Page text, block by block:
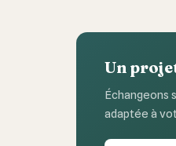
Un
Échangeons
adaptée à